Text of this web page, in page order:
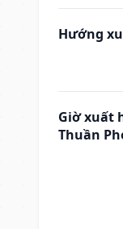
Hướng
Giờ xuất
Thuần